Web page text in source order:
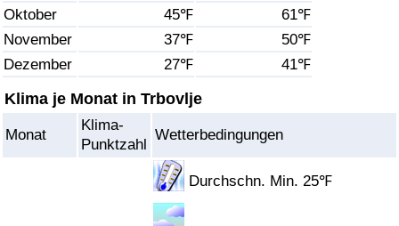
Oktober
45℉
61℉
November
37℉
50℉
Dezember
27℉ 41℉
Klima je Monat in Trbovlje
Monat
Klima-
Punktzahl
Wetterbedingungen
Durchschn. Min. 25℉
Gesundheitsversorgung
Gesundheitsversorgungs-Index (aktuell)
Gesundheitsversorgungs-Index nach Land
Umweltverschmutzung